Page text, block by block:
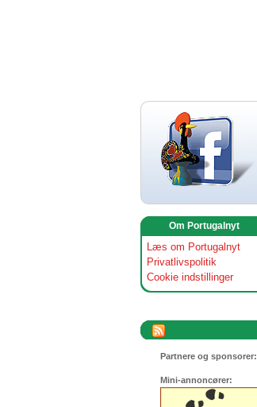
Om Portugalnyt
Læs om Portugalnyt
Privatlivspolitik
Cookie indstillinger
Partnere og sponsorer:
Mini-annoncører: